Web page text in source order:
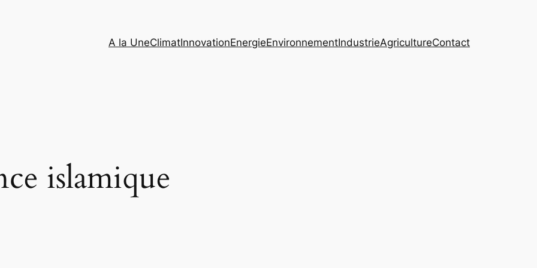
A la UneClimatInnovationEnergieEnvironnementIndustrieAgricultureContact
islamique